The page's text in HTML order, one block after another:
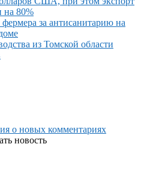
на 80%
за антисанитарию на
из Томской области
о новых комментариях
новость